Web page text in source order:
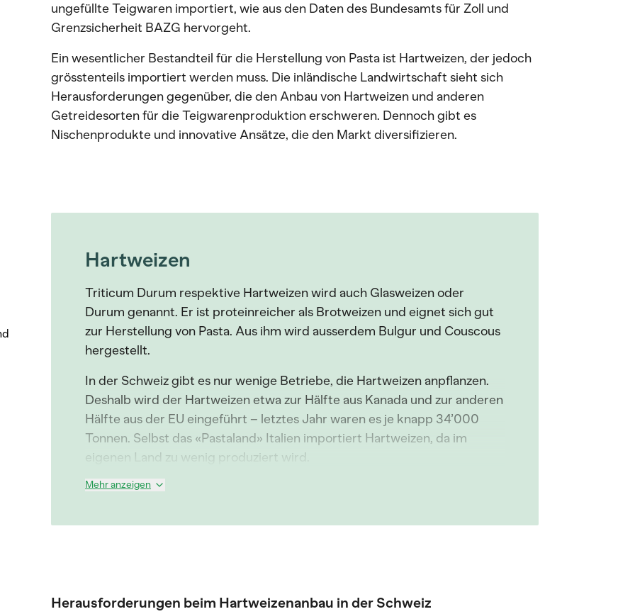
ungefüllte Teigwaren importiert, wie aus den Daten des Bundesamts für Zoll und
Grenzsicherheit BAZG hervorgeht.
Ein wesentlicher Bestandteil für die Herstellung von Pasta ist Hartweizen, der jedoch
grösstenteils importiert werden muss. Die inländische Landwirtschaft sieht sich
Herausforderungen gegenüber, die den Anbau von Hartweizen und anderen
Getreidesorten für die Teigwarenproduktion erschweren. Dennoch gibt es
Nischenprodukte und innovative Ansätze, die den Markt diversifizieren.
Hartweizen
Triticum Durum respektive Hartweizen wird auch Glasweizen oder
Durum genannt. Er ist proteinreicher als Brotweizen und eignet sich gut
zur Herstellung von Pasta. Aus ihm wird ausserdem Bulgur und Couscous
hergestellt.
In der Schweiz gibt es nur wenige Betriebe, die Hartweizen anpflanzen.
Deshalb wird der Hartweizen etwa zur Hälfte aus Kanada und zur anderen
Hälfte aus der EU eingeführt – letztes Jahr waren es je knapp 34’000
Tonnen. Selbst das «Pastaland» Italien importiert Hartweizen, da im
eigenen Land zu wenig produziert wird.
Mehr anzeigen
Herausforderungen beim Hartweizenanbau in der Schweiz